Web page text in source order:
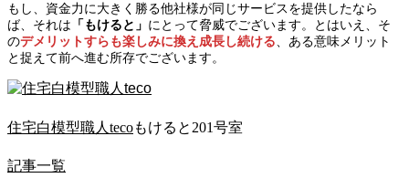
もし、資金力に大きく勝る他社様が同じサービスを提供したなら
ば、それは 「もけると」 にとって脅威でございます。とはいえ、そ
のデメリットすらも楽しみに換え成長し続ける、ある意味メリット
と捉えて前へ進む所存でございます。
住宅白模型職人tecoもけると201号室
記事一覧